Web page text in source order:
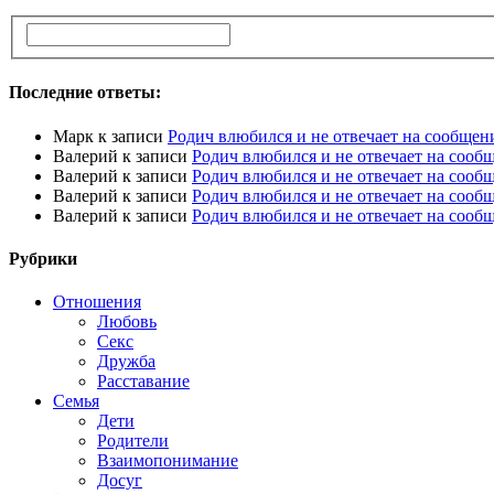
Последние ответы:
Марк к записи Родич влюбился и не отвечает на
Валерий к записи Родич влюбился и не отвечает на
Валерий к записи Родич влюбился и не отвечает на
Валерий к записи Родич влюбился и не отвечает на
Валерий к записи Родич влюбился и не отвечает на
Рубрики
Отношения
Любовь
Секс
Дружба
Расставание
Семья
Дети
Родители
Взаимопонимание
Досуг